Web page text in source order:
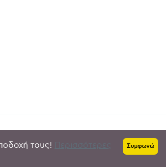
απορρήτου-
τους! Συμφωνώ